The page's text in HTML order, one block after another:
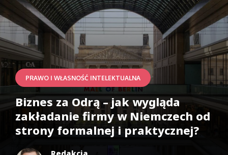
PRAWO I WŁASNOŚĆ INTELEKTUALNA
Biznes za Odrą – jak wygląda
zakładanie firmy w Niemczech od
strony formalnej i praktycznej?